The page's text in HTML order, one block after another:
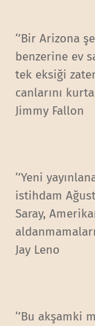
‘’Bir Arizona
benzerine ev
tek eksiği
canlarını
Jimmy Fallon
‘’Yeni
istihdam
Saray,
Jay Leno
‘’Bu akşamki